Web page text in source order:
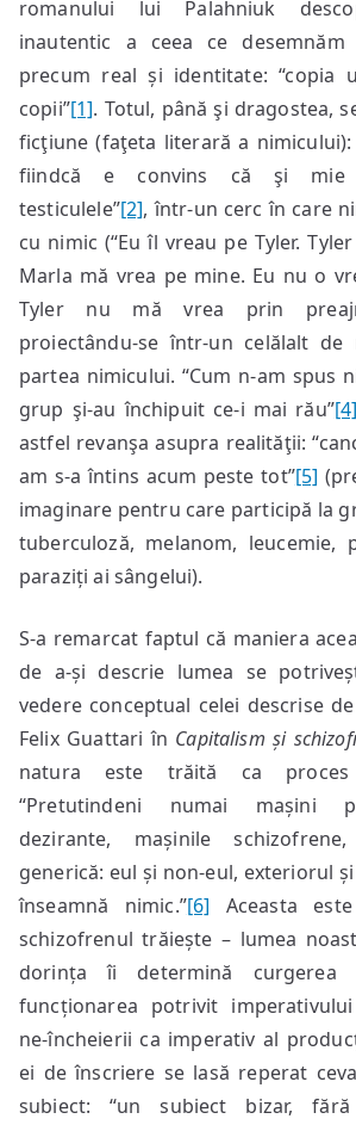
romanului lui Palahniuk
inautentic a ceea ce
precum real și identitate: “copia
copii”[1]. Totul, până şi dragostea,
ficţiune (faţeta literară a nimicului):
fiindcă e convins că şi mie
testiculele”[2], într-un cerc în care
cu nimic (“Eu îl vreau pe Tyler.
Marla mă vrea pe mine. Eu nu o
Tyler nu mă vrea prin
proiectându-se într-un celălalt
partea nimicului. “Cum n-am spus
grup şi-au închipuit ce-i mai rău”[4]
astfel revanşa asupra realităţii:
am s-a întins acum peste tot”[5]
imaginare pentru care participă la
tuberculoză, melanom, leucemie,
paraziți ai sângelui).
S-a remarcat faptul că maniera
de a-și descrie lumea se
vedere conceptual celei descrise
Felix Guattari în Capitalism și
natura este trăită ca
“Pretutindeni numai mașini
dezirante, mașinile
generică: eul și non-eul, exteriorul
înseamnă nimic.”[6] Aceasta
schizofrenul trăiește – lumea
dorința îi determină curgerea
funcționarea potrivit
ne-încheierii ca imperativ al
ei de înscriere se lasă reperat
subiect: “un subiect bizar,